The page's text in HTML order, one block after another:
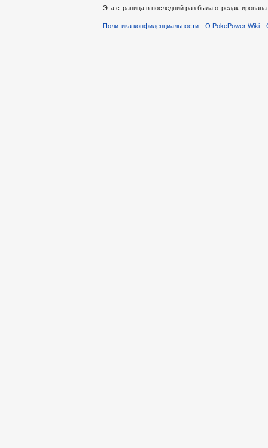
Эта страница в последний раз была
Политика конфиденциальности О PokePower Wiki